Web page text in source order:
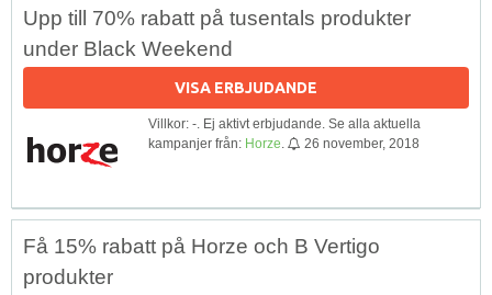
Upp till 70% rabatt på tusentals produkter
under Black Weekend
VISA ERBJUDANDE
Villkor: -. Ej aktivt erbjudande. Se alla aktuella
kampanjer från: Horze 26 november, 2018
Få 15% rabatt på Horze och B Vertigo
produkter